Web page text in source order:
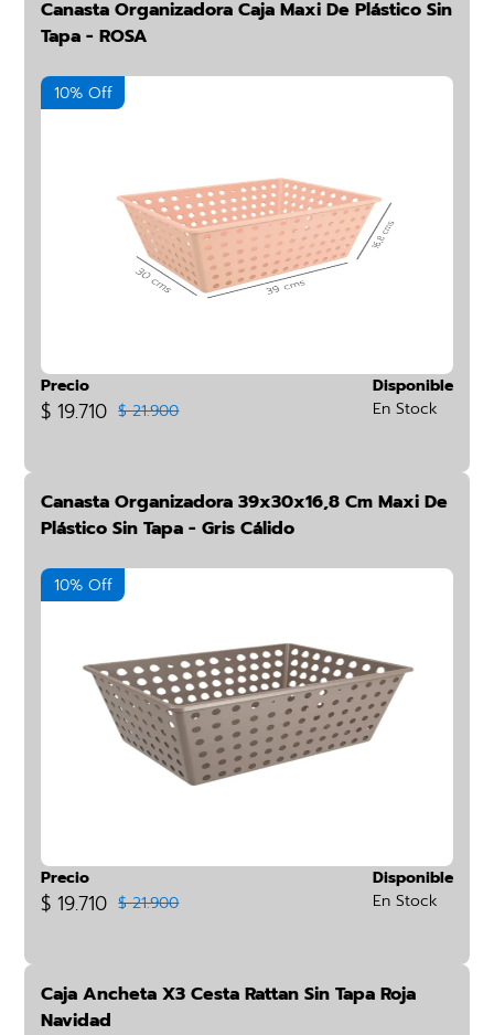
Canasta Organizadora Caja Maxi De Plástico Sin
Tapa - ROSA
10% Off
Precio
$ 19.710 $ 21.900
Disponible
En Stock
Canasta Organizadora 39x30x16,8 Cm Maxi De
Plástico Sin Tapa - Gris Cálido
10% Off
Precio
$ 19.710 $ 21.900
Disponible
En Stock
Caja Ancheta X3 Cesta Rattan Sin Tapa Roja
Navidad